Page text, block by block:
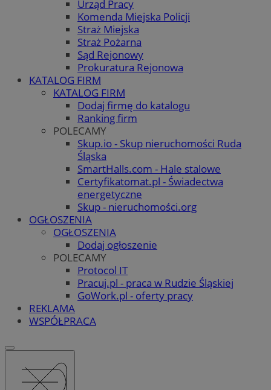
Urząd Pracy
Komenda Miejska Policji
Straż Miejska
Straż Pożarna
Sąd Rejonowy
Prokuratura Rejonowa
KATALOG FIRM
KATALOG FIRM
Dodaj firmę do katalogu
Ranking firm
POLECAMY
Skup.io - Skup nieruchomości Ruda
Śląska
SmartHalls.com - Hale stalowe
Certyfikatomat.pl - Świadectwa
energetyczne
Skup - nieruchomości.org
OGŁOSZENIA
OGŁOSZENIA
Dodaj ogłoszenie
POLECAMY
Protocol IT
Pracuj.pl - praca w Rudzie Śląskiej
GoWork.pl - oferty pracy
REKLAMA
WSPÓŁPRACA